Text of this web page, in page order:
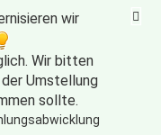
wir
Wir bitten
Umstellung
sollte.